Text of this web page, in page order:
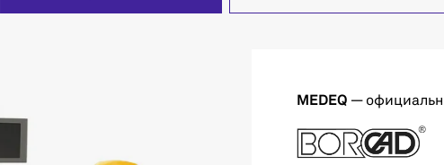
MEDEQ —